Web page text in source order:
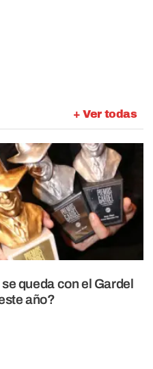
+ Ver todas
queda con el Gardel
año?